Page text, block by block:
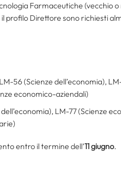
Farmaceutiche (vecchio o
profilo Direttore sono richiesti
56 (Scienze dell’economia),
economico-aziendali)
LM-77 (Scienze
entro il termine dell’11 giugno.